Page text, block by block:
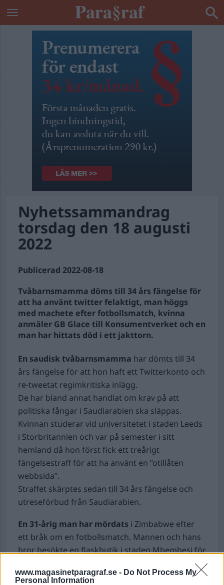
www.magasinetparagraf.se - Do Not Process My
Personal Information
Nyhetssammandrag
torsdag den 18 augusti
2022
Publicerad 2022-08-18
Tvåbarnsmamma döms till 34 års fängelse för
att ha använt twitter felaktigt, man höggs
med machete efter fotbollsmatch, kvinna
anmäler GB Glace till Konsumentverket och en
man har hittats död i ett jakttorn.
En saudisk tvåbarnsmamma har dömts till 34
års fängelse för att hon haft ett Twitterkonto och
re-tweetat regimkritiska inlägg.
De har bland annat handlat om krav på att
politiska fångar i Saudiarabien ska släppas.
Kvinnan studerar vid universitetet i staden Leeds
i Storbritannien och var på semester i sitt
hemland då hon först fick ett treårigt
fängelsestraff för att ha använt en ”otillåten
webbsida”.
Straffet skärptes sedan till 34 års fängelse och
utreseförbud från Saudiarabien.
En 31-årig man har mördats i Zimbabwe efter
ett bråk om en fotbollsmatch. Mannen och hans
bror besökte en flaskbutik i staden Mbembesi för
att se på matchen mellan Manchester United och
Brentford.